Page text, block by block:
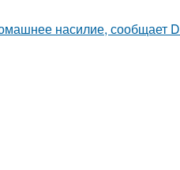
насилие, сообщает